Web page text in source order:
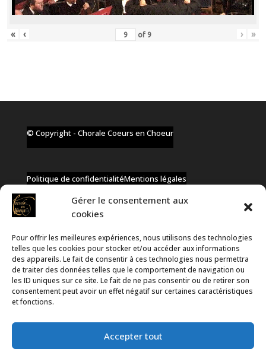
Gérer le consentement aux
cookies
Pour offrir les meilleures expériences, nous utilisons des technologies
telles que les cookies pour stocker et/ou accéder aux informations
des appareils. Le fait de consentir à ces technologies nous permettra
de traiter des données telles que le comportement de navigation ou
les ID uniques sur ce site. Le fait de ne pas consentir ou de retirer son
consentement peut avoir un effet négatif sur certaines caractéristiques
et fonctions.
Accepter tout
« ‹ of 9 › »
© Copyright - Chorale Coeurs en Choeur
Politique de confidentialitéMentions légales
✆ +32 477 91 58 46
✉ infos@coeurs-en-choeur.be
Toute proposition de partenariat en développement sera